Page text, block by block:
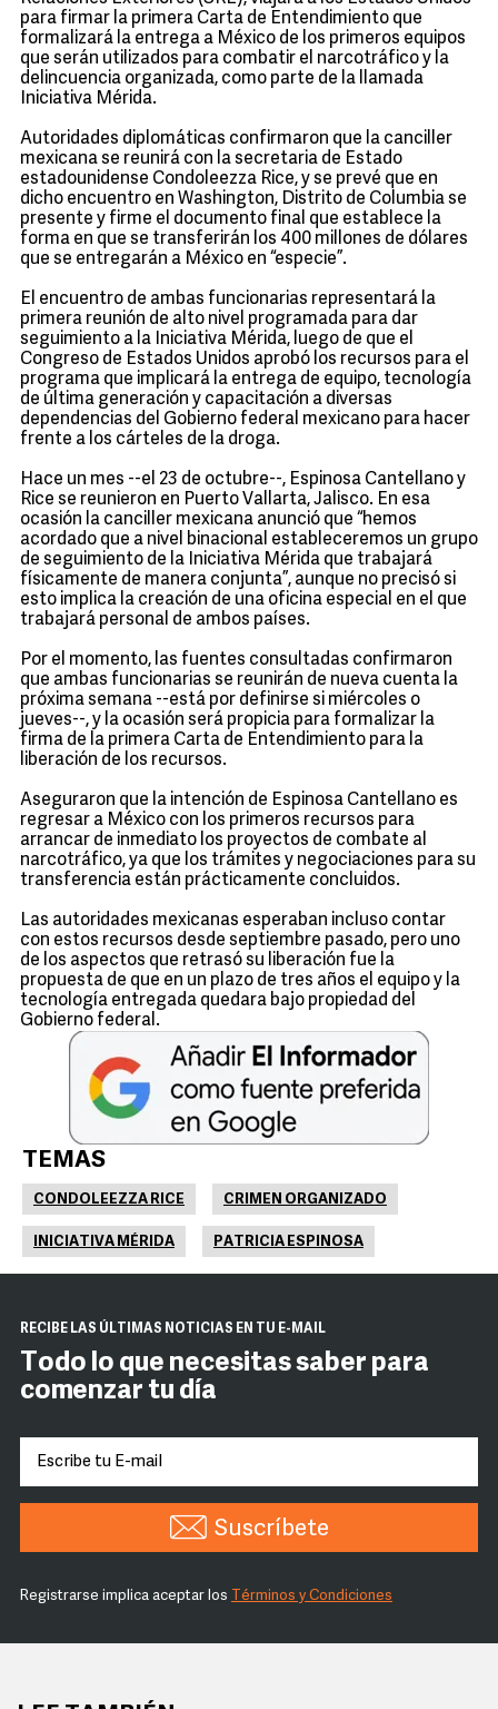
para firmar la primera Carta de Entendimiento que
formalizará la entrega a México de los primeros equipos
que serán utilizados para combatir el narcotráfico y la
delincuencia organizada, como parte de la llamada
Iniciativa Mérida.
Autoridades diplomáticas confirmaron que la canciller
mexicana se reunirá con la secretaria de Estado
estadounidense Condoleezza Rice, y se prevé que en
dicho encuentro en Washington, Distrito de Columbia se
presente y firme el documento final que establece la
forma en que se transferirán los 400 millones de dólares
que se entregarán a México en “especie”.
El encuentro de ambas funcionarias representará la
primera reunión de alto nivel programada para dar
seguimiento a la Iniciativa Mérida, luego de que el
Congreso de Estados Unidos aprobó los recursos para el
programa que implicará la entrega de equipo, tecnología
de última generación y capacitación a diversas
dependencias del Gobierno federal mexicano para hacer
frente a los cárteles de la droga.
Hace un mes --el 23 de octubre--, Espinosa Cantellano y
Rice se reunieron en Puerto Vallarta, Jalisco. En esa
ocasión la canciller mexicana anunció que “hemos
acordado que a nivel binacional estableceremos un grupo
de seguimiento de la Iniciativa Mérida que trabajará
físicamente de manera conjunta”, aunque no precisó si
esto implica la creación de una oficina especial en el que
trabajará personal de ambos países.
Por el momento, las fuentes consultadas confirmaron
que ambas funcionarias se reunirán de nueva cuenta la
próxima semana --está por definirse si miércoles o
jueves--, y la ocasión será propicia para formalizar la
firma de la primera Carta de Entendimiento para la
liberación de los recursos.
Aseguraron que la intención de Espinosa Cantellano es
regresar a México con los primeros recursos para
arrancar de inmediato los proyectos de combate al
narcotráfico, ya que los trámites y negociaciones para su
transferencia están prácticamente concluidos.
Las autoridades mexicanas esperaban incluso contar
con estos recursos desde septiembre pasado, pero uno
de los aspectos que retrasó su liberación fue la
propuesta de que en un plazo de tres años el equipo y la
tecnología entregada quedara bajo propiedad del
Gobierno federal.
TEMAS
CONDOLEEZZA RICE CRIMEN ORGANIZADO
INICIATIVA MÉRIDA PATRICIA ESPINOSA
RECIBE LAS ÚLTIMAS NOTICIAS EN TU E-MAIL
Todo lo que necesitas saber para
comenzar tu día
Suscríbete
Registrarse implica aceptar los Términos y Condiciones